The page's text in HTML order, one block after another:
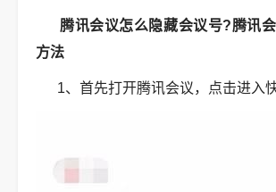
腾讯会议怎么隐藏会议号?腾讯
方法
1、首先打开腾讯会议，点击进入